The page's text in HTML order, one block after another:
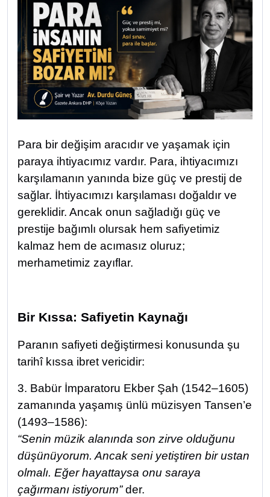
Para bir değişim aracıdır ve yaşamak için
paraya ihtiyacımız vardır. Para, ihtiyacımızı
karşılamanın yanında bize güç ve prestij de
sağlar. İhtiyacımızı karşılaması doğaldır ve
gereklidir. Ancak onun sağladığı güç ve
prestije bağımlı olursak hem safiyetimiz
kalmaz hem de acımasız oluruz;
merhametimiz zayıflar.
Bir Kıssa: Safiyetin Kaynağı
Paranın safiyeti değiştirmesi konusunda şu
tarihî kıssa ibret vericidir:
3. Babür İmparatoru Ekber Şah (1542–1605)
zamanında yaşamış ünlü müzisyen Tansen’e
(1493–1586):
“Senin müzik alanında son zirve olduğunu
düşünüyorum. Ancak seni yetiştiren bir ustan
olmalı. Eğer hayattaysa onu saraya
çağırmanı istiyorum”der.